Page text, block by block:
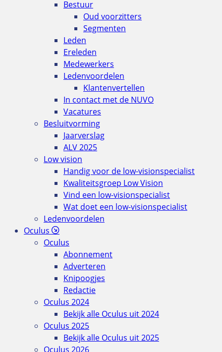
Bestuur
Oud voorzitters
Segmenten
Leden
Ereleden
Medewerkers
Ledenvoordelen
Klantenvertellen
In contact met de NUVO
Vacatures
Besluitvorming
Jaarverslag
ALV 2025
Low vision
Handig voor de low-visionspecialist
Kwaliteitsgroep Low Vision
Vind een low-visionspecialist
Wat doet een low-visionspecialist
Ledenvoordelen
Oculus
Oculus
Abonnement
Adverteren
Knipoogjes
Redactie
Oculus 2024
Bekijk alle Oculus uit 2024
Oculus 2025
Bekijk alle Oculus uit 2025
Oculus 2026